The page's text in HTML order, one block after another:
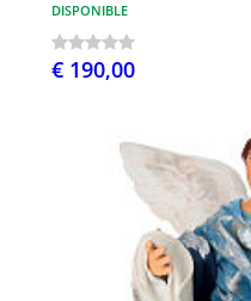
DISPONIBLE
€ 190,00